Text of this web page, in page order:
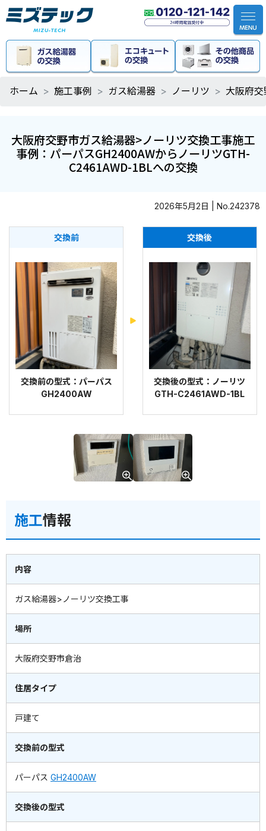
ホーム 施工事例 ガス給湯器 ノーリツ 大阪府
大阪府交野市ガス給湯器>ノーリツ交換工事施工
事例：パーパスGH2400AWからノーリツGTH-
C2461AWD-1BLへの交換
2026年5月2日 | No.242378
交換前
交換前の型式：パーパス
GH2400AW
交換後
交換後の型式：ノーリツ
GTH-C2461AWD-1BL
施工情報
内容
ガス給湯器>ノーリツ交換工事
場所
大阪府交野市倉治
住居タイプ
戸建て
交換前の型式
パーパス GH2400AW
交換後の型式